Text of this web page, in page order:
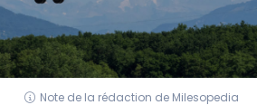
Note de la rédaction de Milesopedia